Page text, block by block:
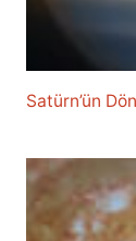
Satürn’ün